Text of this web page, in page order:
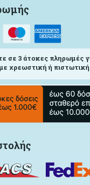
σε 3 άτοκες πληρωμές
χρεωστική ή